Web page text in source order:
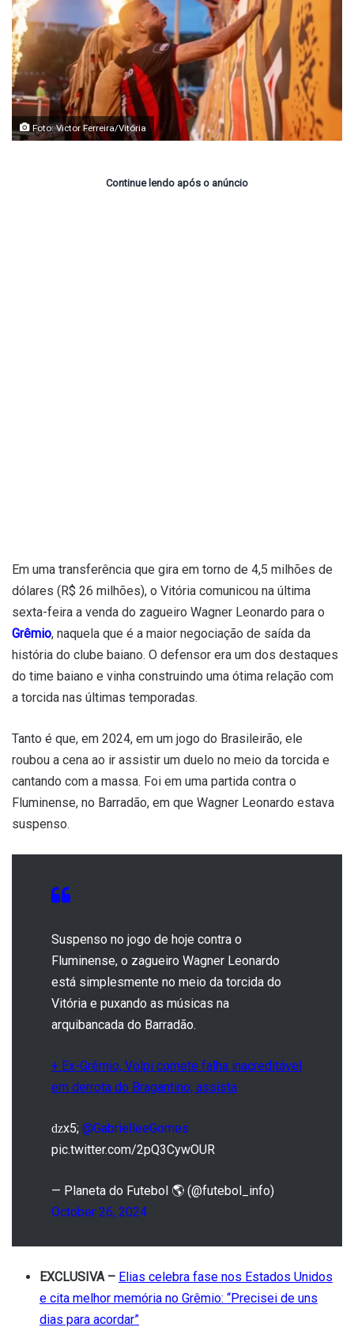
Foto: Victor Ferreira/Vitória
Continue lendo após o anúncio
Em uma transferência que gira em torno de 4,5 milhões de
dólares (R$ 26 milhões), o Vitória comunicou na última
sexta-feira a venda do zagueiro Wagner Leonardo para o
Grêmio, naquela que é a maior negociação de saída da
história do clube baiano. O defensor era um dos destaques
do time baiano e vinha construindo uma ótima relação com
a torcida nas últimas temporadas.
Tanto é que, em 2024, em um jogo do Brasileirão, ele
roubou a cena ao ir assistir um duelo no meio da torcida e
cantando com a massa. Foi em uma partida contra o
Fluminense, no Barradão, em que Wagner Leonardo estava
suspenso.
Suspenso no jogo de hoje contra o
Fluminense, o zagueiro Wagner Leonardo
está simplesmente no meio da torcida do
Vitória e puxando as músicas na
arquibancada do Barradão.
+ Ex-Grêmio, Volpi comete falha inacreditável
em derrota do Bragantino; assista
ǳx5; @GabrielleeGomes
pic.twitter.com/2pQ3CywOUR
— Planeta do Futebol 🌎 (@futebol_info)
October 26, 2024
EXCLUSIVA – Elias celebra fase nos Estados Unidos
e cita melhor memória no Grêmio: “Precisei de uns
dias para acordar”